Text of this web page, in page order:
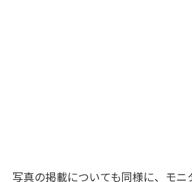
写真の掲載についても同様に、モ